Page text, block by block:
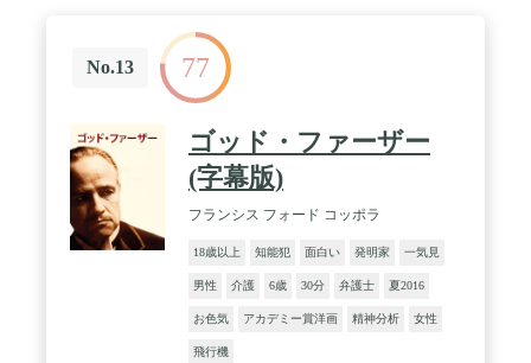
No.13 77
ゴッド・ファーザー
(字幕版)
フランシス フォード コッポラ
18歳以上 知能犯 面白い 発明家 一気見
男性 介護 6歳 30分 弁護士 夏2016
お色気 アカデミー賞洋画 精神分析 女性
飛行機